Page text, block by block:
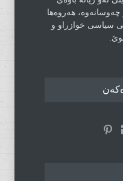
چەوسانەوە، هەروەها
سیاسی خوازراو و